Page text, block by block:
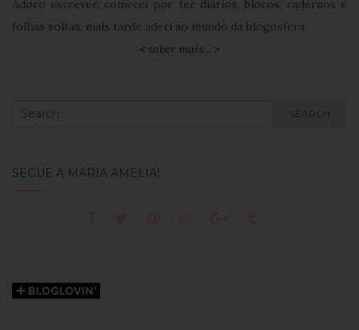
Adoro escrever, comecei por ter diários, blocos, cadernos e
folhas soltas, mais tarde aderi ao mundo da blogosfera.
< saber mais... >
SEARCH
SEGUE A MARIA AMÉLIA!